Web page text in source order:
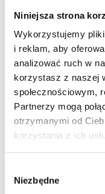
Niniejsza strona
Wykorzystujemy
i reklam, aby
analizować ruch w
korzystasz z naszej
społecznościowym,
Partnerzy mogą
otrzymanymi od
korzystania z ich
zgody
Niezbędne
wymagających
określają mianem„Dank”
haute cuisine.
Efekty
Kolekcjonerskie nasiona
długotrwały efekt
każdego miłośnika
rozluźnienie ciała.
przyjemne odcięcie się od